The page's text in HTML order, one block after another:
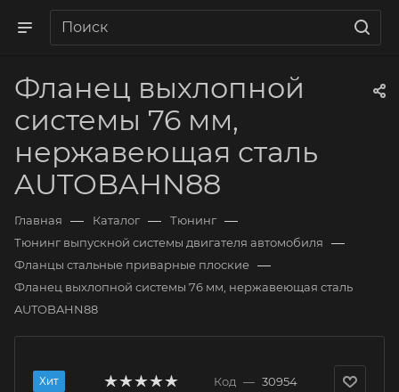
Фланец выхлопной
системы 76 мм,
нержавеющая сталь
AUTOBAHN88
Главная — Каталог — Тюнинг —
Тюнинг выпускной системы двигателя автомобиля —
Фланцы стальные приварные плоские —
Фланец выхлопной системы 76 мм, нержавеющая сталь
AUTOBAHN88
Хит Код — 30954